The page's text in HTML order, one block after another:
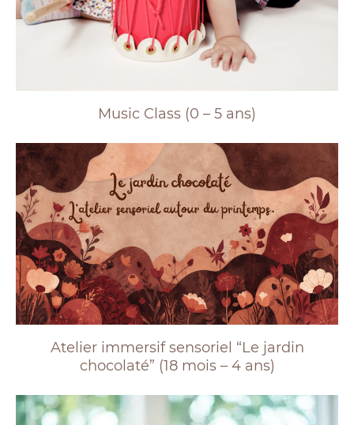
Music Class (0 – 5 ans)
Atelier immersif sensoriel “Le jardin
chocolaté” (18 mois – 4 ans)